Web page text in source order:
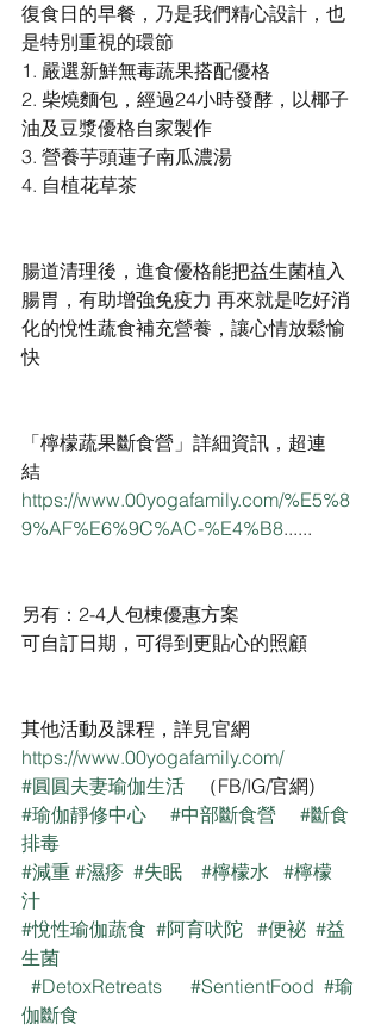
復食日的早餐，乃是我們精心設計，也
是特別重視的環節
1. 嚴選新鮮無毒蔬果搭配優格
2. 柴燒麵包，經過24小時發酵，以椰子
油及豆漿優格自家製作
3. 營養芋頭蓮子南瓜濃湯
4. 自植花草茶
腸道清理後，進食優格能把益生菌植入
腸胃，有助增強免疫力 再來就是吃好消
化的悅性蔬食補充營養，讓心情放鬆愉
快
「檸檬蔬果斷食營」詳細資訊，超連
結
https://www.00yogafamily.com/%E5%8
9%AF%E6%9C%AC-%E4%B8......
另有：2-4人包棟優惠方案
可自訂日期，可得到更貼心的照顧
其他活動及課程，詳見官網
https://www.00yogafamily.com/
#圓圓夫妻瑜伽生活 （FB/IG/官網)
#瑜伽靜修中心
#中部斷食營
#斷食
排毒
#減重 #濕疹 #失眠 #檸檬水
#檸檬
汁
#悅性瑜伽蔬食 #阿育吠陀 #便袐 #益
生菌
#DetoxRetreats
#SentientFood #瑜
伽斷食